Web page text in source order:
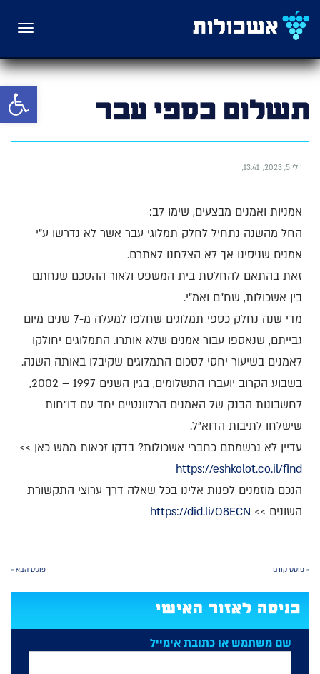
פתח
תפריט
תשלום כספי עבר
יולי 5, 2023 13:41
אמניות ואמנים מבצעים, שימו לב:
החל מהשנה נתחיל לחלק תמלוגי עבר אשר לא נדרשו ע"י
אמנים שניסינו אך לא הצלחנו לאתרם.
זאת בהתאם להחלטת בית המשפט ולאור ההסכם שנחתם
בין אשכולות, שח"ם ואמ"י.
מדי שנה נחלק כספי תמלוגים שחלפו למעלה מ-7 שנים מיום
גבייתם, שנאספו עבור אמנים שלא אותרו. התמלוגים יחולקו
לאמנים בשיעור יחסי לסכום התמלוגים שקיבלו באותה השנה.
בשבוע הקרוב יועברו התשלומים, בגין השנים 1997 – 2002,
לחשבונות הבנק של האמנים הרלוונטיים יחד עם דו"חות
שישלחו לתיבות הדוא"ל.
עדיין לא נרשמתם כחברי אשכולות? בדקו זכאות ממש כאן >>
https://eshkolot.co.il/find
הנכם מוזמנים לפנות אלינו בכל שאלה דרך ערוצי התקשורת
השונים >> https://did.li/O8ECN
« פוסט קודם פוסט הבא »
כניסה לאזור האישי
שם משתמש או כתובת אימייל